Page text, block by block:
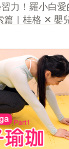
力！羅小白
篇｜桂格 ✕ 嬰